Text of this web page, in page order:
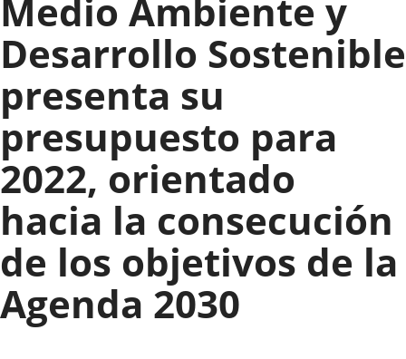
Medio Ambiente y
Desarrollo Sostenible
presenta su
presupuesto para
2022, orientado
hacia la consecución
de los objetivos de la
Agenda 2030